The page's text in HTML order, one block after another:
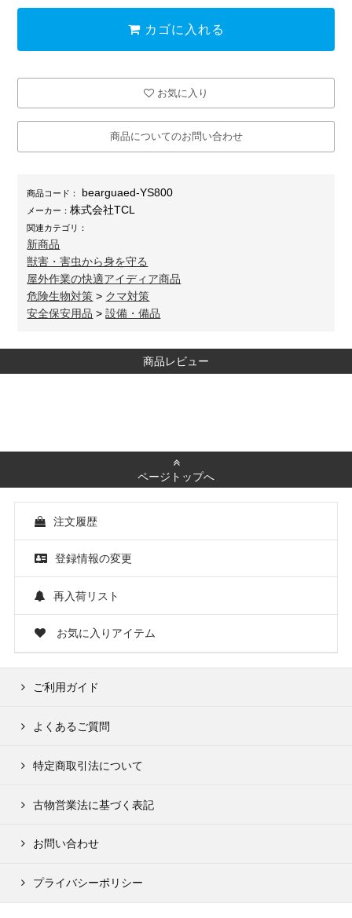
カゴに入れる
お気に入り
商品についてのお問い合わせ
商品コード： bearguaed-YS800
メーカー：株式会社TCL
関連カテゴリ：
新商品
獣害・害虫から身を守る
屋外作業の快適アイディア商品
危険生物対策 > クマ対策
安全保安用品 >設備・備品
商品レビュー
ページトップへ
注文履歴
登録情報の変更
再入荷リスト
お気に入りアイテム
ご利用ガイド
よくあるご質問
特定商取引法について
古物営業法に基づく表記
お問い合わせ
プライバシーポリシー